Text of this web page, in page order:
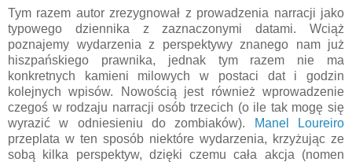
Tym razem autor zrezygnował z prowadzenia narracji jako
typowego dziennika z zaznaczonymi datami. Wciąż
poznajemy wydarzenia z perspektywy znanego nam już
hiszpańskiego prawnika, jednak tym razem nie ma
konkretnych kamieni milowych w postaci dat i godzin
kolejnych wpisów. Nowością jest również wprowadzenie
czegoś w rodzaju narracji osób trzecich (o ile tak mogę się
wyrazić w odniesieniu do zombiaków).
Manel Loureiro
przeplata w ten sposób niektóre wydarzenia, krzyżując ze
sobą kilka perspektyw, dzięki czemu cała akcja (nomen